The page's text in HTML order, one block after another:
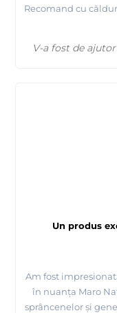
Recomand cu
V-a fost de
Un produs
Am fost
în nuanța Maro
sprâncenelor și